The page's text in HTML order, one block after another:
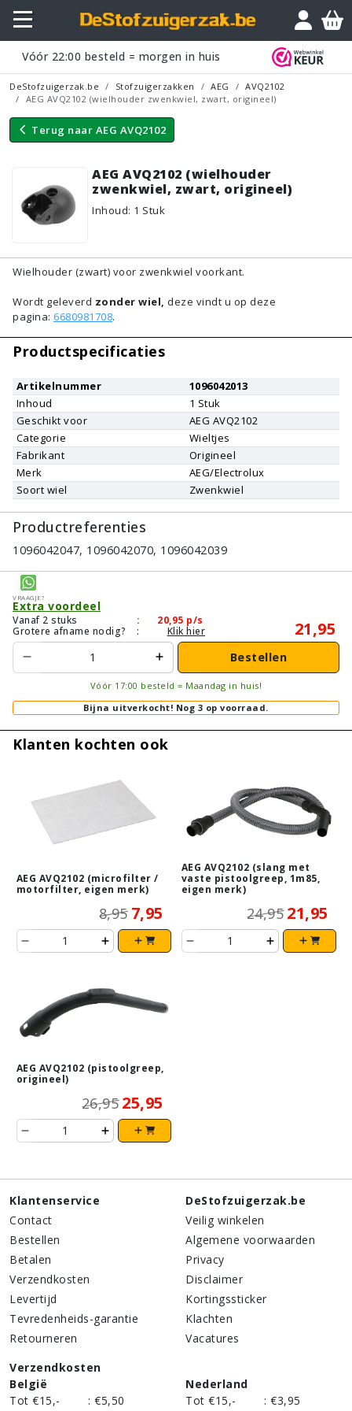
Vóór 22:00 besteld = morgen in huis
DeStofzuigerzak.be Stofzuigerzakken AEG
AVQ2102
AEG AVQ2102 (wielhouder zwenkwiel, zwart, origineel)
Terug naar AEG AVQ2102
AEG AVQ2102 (wielhouder
zwenkwiel, zwart, origineel)
Inhoud: 1 Stuk
Vraagje?
Wielhouder (zwart) voor zwenkwiel voorkant.
Wordt geleverd zonder wiel, deze vindt u op deze
pagina: 6680981708.
Productspecificaties
Artikelnummer
1096042013
Inhoud
1 Stuk
Geschikt voor
AEG AVQ2102
Categorie
Wieltjes
Fabrikant
Origineel
Merk
AEG/Electrolux
Soort wiel
Zwenkwiel
Productreferenties
1096042047, 1096042070, 1096042039
Vraagje?
Extra voordeel
Vanaf 2 stuks : 20,95 p/s
Grotere afname nodig?
: Klik hier 21,95
Bestellen
Vóór 17:00 besteld = Maandag in huis!
Bijna uitverkocht! Nog 3 op voorraad.
Klanten kochten ook
AEG AVQ2102 (microfilter /
motorfilter, eigen merk)
8,95 7,95
AEG AVQ2102 (slang met
vaste pistoolgreep, 1m85,
eigen merk)
24,95 21,95
AEG AVQ2102 (pistoolgreep,
origineel)
26,95 25,95
Klantenservice
Contact
Bestellen
Betalen
Verzendkosten
Levertijd
Tevredenheids-garantie
Retourneren
DeStofzuigerzak.be
Veilig winkelen
Algemene voorwaarden
Privacy
Disclaimer
Kortingssticker
Klachten
Vacatures
Verzendkosten
België
Tot €15,-
: €5,50
Nederland
Tot €15,-
: €3,95